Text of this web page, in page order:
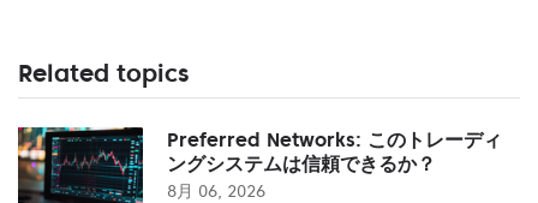
Related topics
Preferred Networks: このトレーディ
ングシステムは信頼できるか？
8月 06, 2026